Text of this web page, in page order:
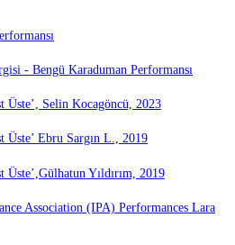
- Bengü Karaduman Performansı
Üste’, Selin Kocagöncü, 2023
Üste’ Ebru Sargın L., 2019
Üste’,Gülhatun Yıldırım, 2019
Association (IPA) Performances Lara